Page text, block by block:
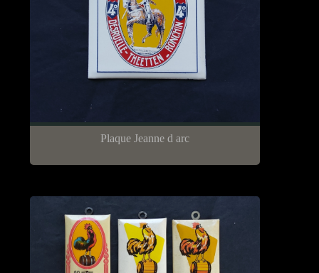
Plaque Jeanne d arc